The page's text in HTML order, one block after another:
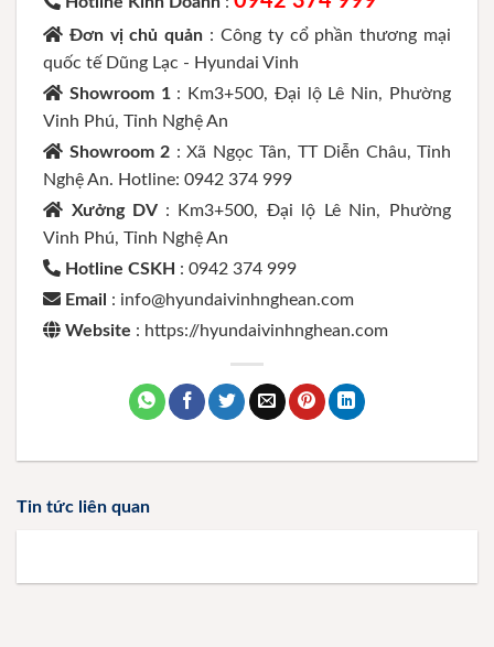
Đơn vị chủ quản : Công ty cổ phần thương mại
quốc tế Dũng Lạc - Hyundai Vinh
Showroom 1 : Km3+500, Đại lộ Lê Nin, Phường
Vinh Phú, Tỉnh Nghệ An
Showroom 2 : Xã Ngọc Tân, TT Diễn Châu, Tỉnh
Nghệ An. Hotline: 0942 374 999
Xưởng DV : Km3+500, Đại lộ Lê Nin, Phường
Vinh Phú, Tỉnh Nghệ An
Hotline CSKH : 0942 374 999
Email : info@hyundaivinhnghean.com
Website : https://hyundaivinhnghean.com
Tin tức liên quan